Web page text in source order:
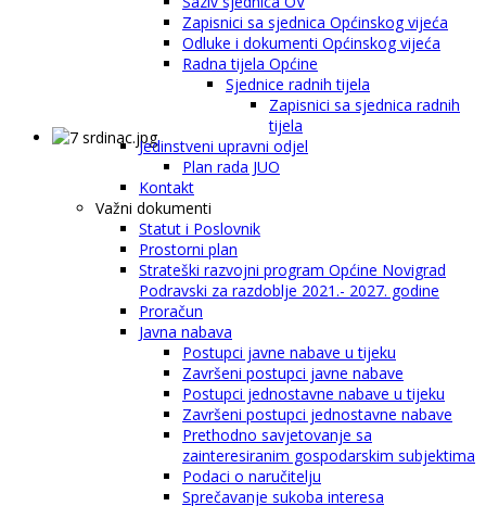
Zapisnici sa sjednica Općinskog vijeća
Odluke i dokumenti Općinskog vijeća
Radna tijela Općine
Sjednice radnih tijela
Zapisnici sa sjednica radnih
tijela
Jedinstveni upravni odjel
Plan rada JUO
Kontakt
Važni dokumenti
Statut i Poslovnik
Prostorni plan
Strateški razvojni program Općine Novigrad
Podravski za razdoblje 2021.- 2027. godine
Proračun
Javna nabava
Postupci javne nabave u tijeku
Završeni postupci javne nabave
Postupci jednostavne nabave u tijeku
Završeni postupci jednostavne nabave
Prethodno savjetovanje sa
zainteresiranim gospodarskim subjektima
Podaci o naručitelju
Sprečavanje sukoba interesa